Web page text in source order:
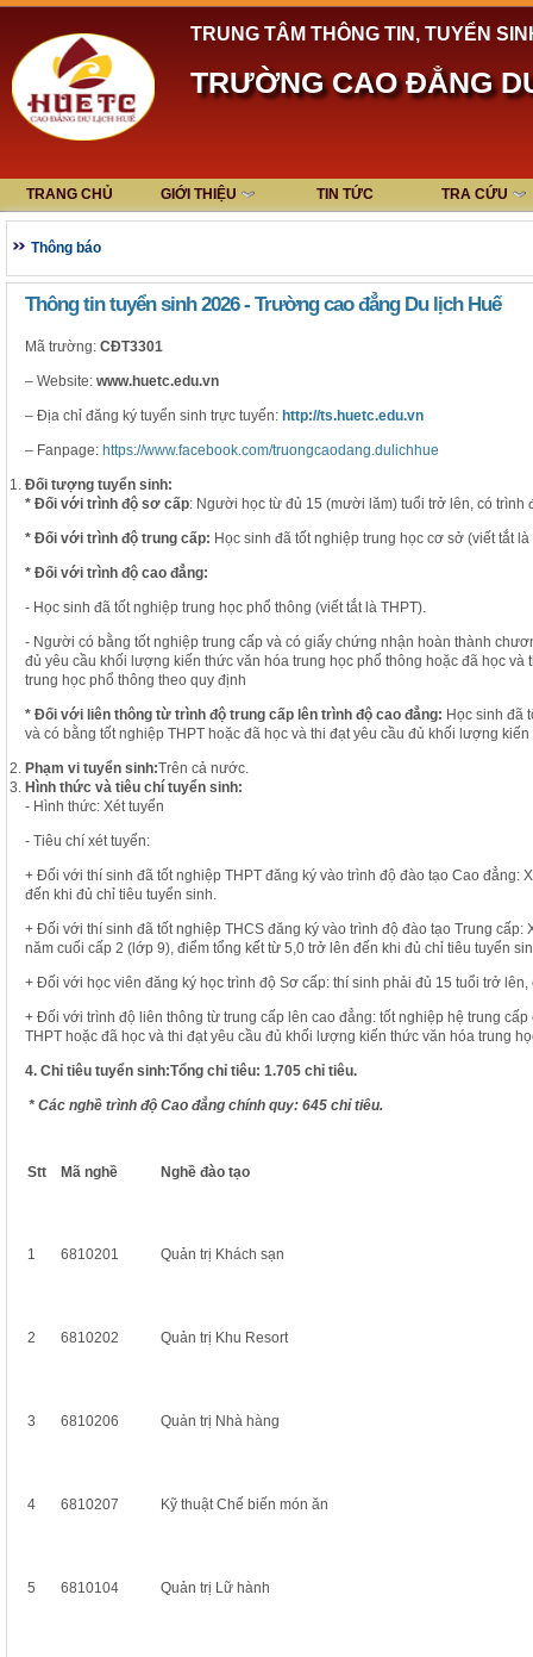
TRUNG TÂM THÔNG TIN, TUYỂN
TRƯỜNG CAO ĐẲNG
TRANG CHỦ GIỚI THIỆU TIN TỨC TRA CỨU
Thông báo
Thông tin tuyển sinh 2026 - Trường cao đẳng Du lịch Huế
Mã trường: CĐT3301
– Website: www.huetc.edu.vn
– Địa chỉ đăng ký tuyển sinh trực tuyến: http://ts.huetc.edu.vn
– Fanpage: https://www.facebook.com/truongcaodang.dulichhue
Đối tượng tuyển sinh:
* Đối với trình độ sơ cấp: Người học từ đủ 15 (mười lăm) tuổi trở lên, có
* Đối với trình độ trung cấp: Học sinh đã tốt nghiệp trung học cơ sở (viết tắt
* Đối với trình độ cao đẳng:
- Học sinh đã tốt nghiệp trung học phổ thông (viết tắt là THPT).
- Người có bằng tốt nghiệp trung cấp và có giấy chứng nhận hoàn thành
đủ yêu cầu khối lượng kiến thức văn hóa trung học phổ thông hoặc đã học
trung học phổ thông theo quy định
* Đối với liên thông từ trình độ trung cấp lên trình độ cao đẳng: Học sinh đã
và có bằng tốt nghiệp THPT hoặc đã học và thi đạt yêu cầu đủ khối lượng
Phạm vi tuyển sinh:Trên cả nước.
Hình thức và tiêu chí tuyển sinh:
- Hình thức: Xét tuyển
- Tiêu chí xét tuyển:
+ Đối với thí sinh đã tốt nghiệp THPT đăng ký vào trình độ đào tạo Cao đẳng:
đến khi đủ chỉ tiêu tuyển sinh.
+ Đối với thí sinh đã tốt nghiệp THCS đăng ký vào trình độ đào tạo Trung cấp:
năm cuối cấp 2 (lớp 9), điểm tổng kết từ 5,0 trở lên đến khi đủ chỉ tiêu tuyển
+ Đối với học viên đăng ký học trình độ Sơ cấp: thí sinh phải đủ 15 tuổi trở
+ Đối với trình độ liên thông từ trung cấp lên cao đẳng: tốt nghiệp hệ trung
THPT hoặc đã học và thi đạt yêu cầu đủ khối lượng kiến thức văn hóa trung
4. Chỉ tiêu tuyển sinh:Tổng chỉ tiêu: 1.705 chỉ tiêu.
* Các nghề trình độ Cao đẳng chính quy: 645 chỉ tiêu.
Stt Mã nghề Nghề đào tạo
1 6810201 Quản trị Khách sạn
2 6810202 Quản trị Khu Resort
3 6810206 Quản trị Nhà hàng
4 6810207 Kỹ thuật Chế biến món ăn
5 6810104 Quản trị Lữ hành